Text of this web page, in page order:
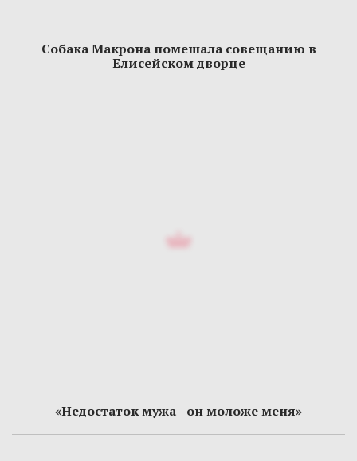
Собака Макрона помешала совещанию в
Елисейском дворце
«Недостаток мужа - он моложе меня»